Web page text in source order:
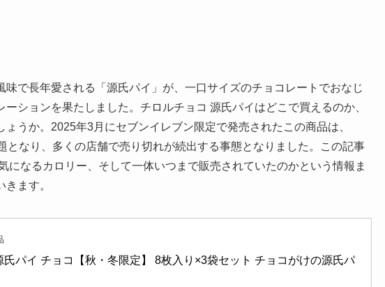
で長年愛される「源氏パイ」が、一口サイズのチョコレートでおなじ
ションを果たしました。チロルチョコ 源氏パイはどこで買えるのか、
うか。2025年3月にセブンイレブン限定で発売されたこの商品は、
となり、多くの店舗で売り切れが続出する事態となりました。この記事
になるカロリー、そして一体いつまで販売されていたのかという情報ま
ます。
氏パイ チョコ【秋・冬限定】 8枚入り×3袋セット チョコがけの源氏パ